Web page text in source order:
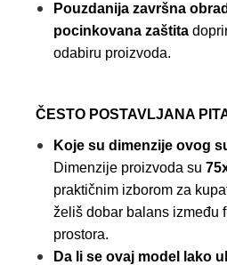
Pouzdanija završna
pocinkovana zaštita
odabiru proizvoda.
ČESTO POSTAVLJANA
Koje su dimenzije ovog
Dimenzije proizvoda su
praktičnim izborom za
želiš dobar balans između
prostora.
Da li se ovaj model lako